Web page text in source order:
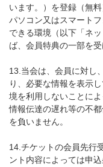
います。）を登録（無
パソコン又はスマート
できる環境（以下「ネ
ば、会員特典の一部を
13.当会は、会員に対し
り、必要な情報を表示
境を利用しないことに
情報伝達の遅れ等の不
を負いません。
14.チケットの会員先行
ント内容によっては申